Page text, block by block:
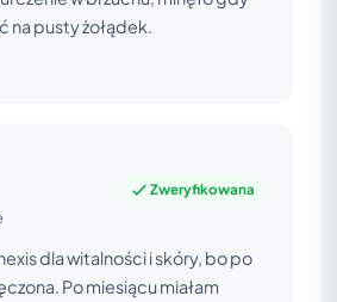
na pusty żołądek.
Zweryfikowana
dla witalności i skóry, bo po
Po miesiącu miałam